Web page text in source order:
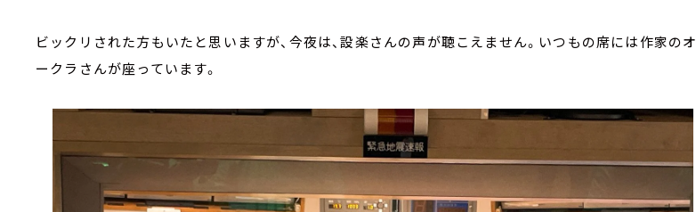
ビックリされた方もいたと思いますが、今夜は、設楽さんの声が聴こえません。いつもの席には作家のオ
ークラさんが座っています。